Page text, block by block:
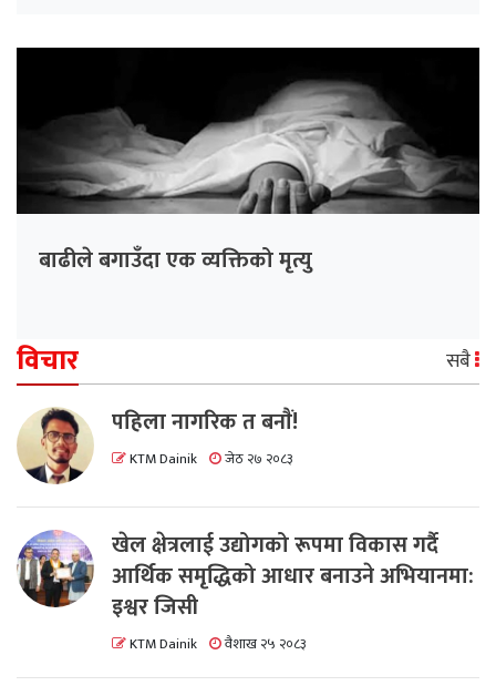
बाढीले बगाउँदा एक व्यक्तिको मृत्यु
विचार सबै
पहिला नागरिक त बनाैं!
KTM Dainik जेठ २७ २०८३
खेल क्षेत्रलाई उद्योगको रूपमा विकास गर्दै
आर्थिक समृद्धिको आधार बनाउने अभियानमा:
इश्वर जिसी
KTM Dainik वैशाख २५ २०८३